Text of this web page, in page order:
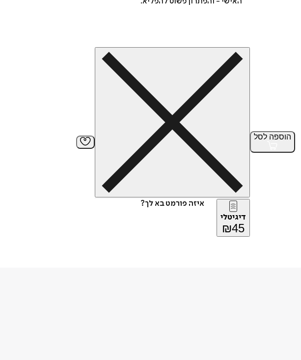
הוספה לסל
איזה פורמט בא לך?
דיגיטלי
₪45